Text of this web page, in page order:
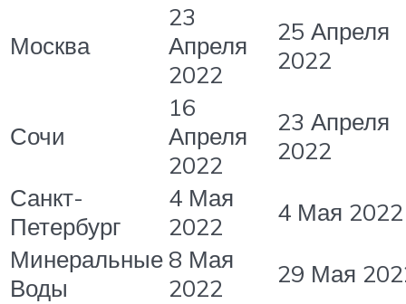
Москва
23
Апреля
2022
25 Апреля
2022
Сочи
16
Апреля
2022
23 Апреля
2022
Санкт-
Петербург
4 Мая
2022
4 Мая 2022
Минеральные
Воды
8 Мая
2022
29 Мая